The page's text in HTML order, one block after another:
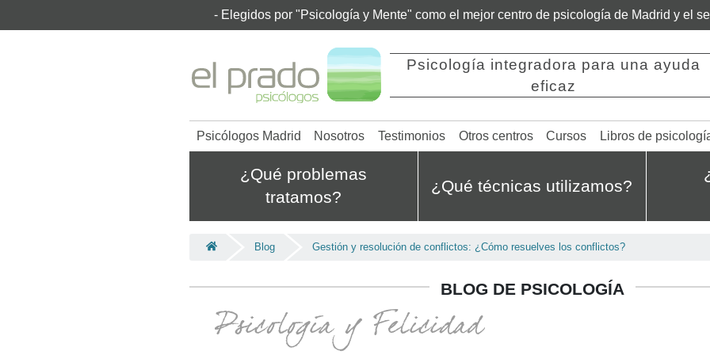
- Elegidos por "Psicología y Mente" como el mejor centro de psicología de Madrid y el
Psicología integradora para una ayuda
eficaz
Psicólogos Madrid Nosotros Testimonios Otros centros Cursos Libros de
¿Qué problemas
tratamos?
¿Qué técnicas utilizamos?
Blog Gestión y resolución de conflictos: ¿Cómo resuelves los conflictos?
BLOG DE PSICOLOGÍA